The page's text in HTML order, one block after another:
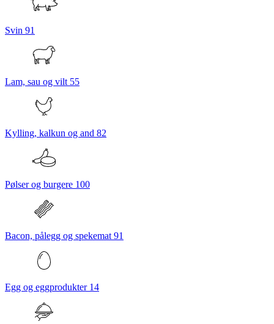
Svin 91
Lam, sau og vilt 55
Kylling, kalkun og and 82
Pølser og burgere 100
Bacon, pålegg og spekemat 91
Egg og eggprodukter 14